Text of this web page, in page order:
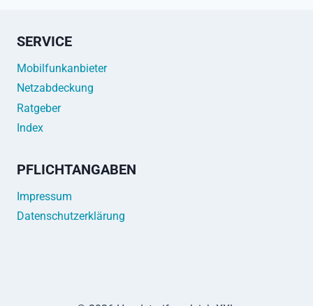
SERVICE
Mobilfunkanbieter
Netzabdeckung
Ratgeber
Index
PFLICHTANGABEN
Impressum
Datenschutzerklärung